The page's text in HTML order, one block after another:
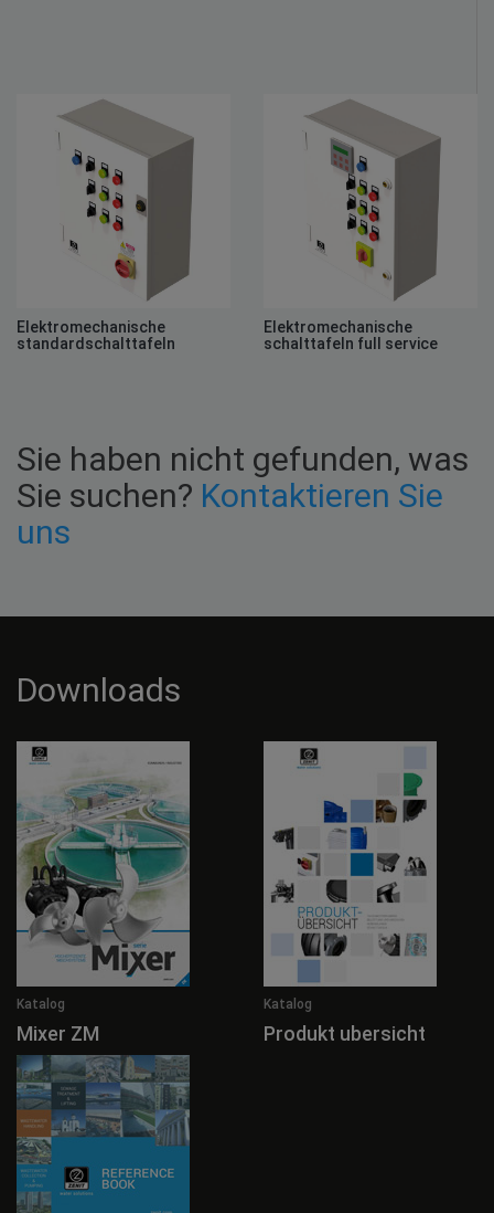
Elektromechanische
standardschalttafeln
Elektromechanische
schalttafeln full service
Sie haben nicht gefunden, was
Sie suchen? Kontaktieren Sie
uns
Downloads
Katalog
Mixer ZM
Katalog
Produkt ubersicht